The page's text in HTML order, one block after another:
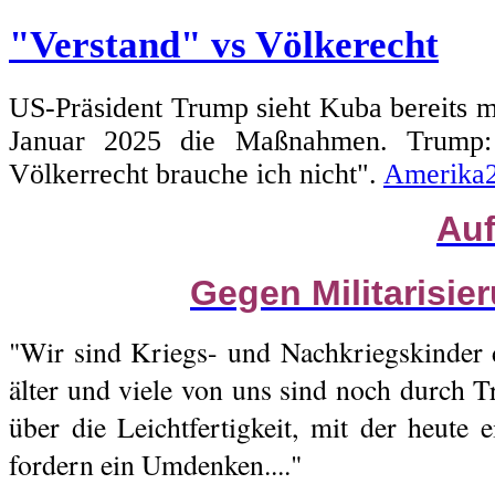
"Verstand" vs Völkerecht
US-Präsident Trump sieht Kuba bereits
Januar 2025 die Maßnahmen.
Völkerrecht brauche ich nicht".
Gegen
"Wir sind Kriegs- und Nachkriegskinder
älter und viele von uns sind noch durch
über die Leichtfertigkeit, mit der heute
fordern ein Umdenken...."